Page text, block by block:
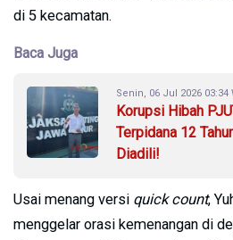
di 5 kecamatan.
Baca Juga
Senin, 06 Jul 2026 03:34
Korupsi Hibah
Terpidana 12
Diadili!
Usai menang versi quick count,
menggelar orasi kemenangan di